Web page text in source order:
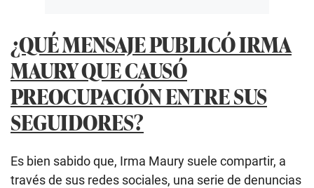
¿QUÉ MENSAJE PUBLICÓ IRMA
MAURY QUE CAUSÓ
PREOCUPACIÓN ENTRE SUS
SEGUIDORES?
Es bien sabido que, Irma Maury suele compartir, a
través de sus redes sociales, una serie de denuncias